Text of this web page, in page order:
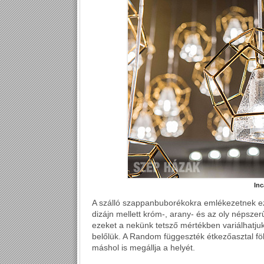
A szálló szappanbuborékokra emlékezetnek
dizájn mellett króm-, arany- és az oly
ezeket a nekünk tetsző mértékben
belőlük. A Random függeszték étkezőasztal
máshol is megállja a helyét.